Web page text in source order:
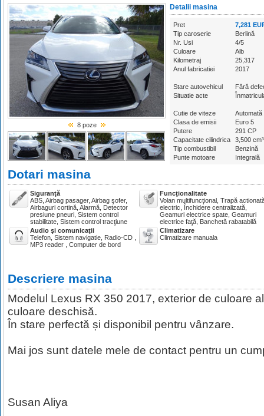
8 poze
Detalii masina
Pret
7,281
Tip caroserie
Berlină
Nr. Usi
4/5
Culoare
Alb
Kilometraj
25,317
Anul fabricatiei
2017
Stare autovehicul
Fără
Situatie acte
Cutie de viteze
Automată
Clasa de emisii
Euro 5
Putere
291 CP
Capacitate cilindrica
3,500 cm³
Tip combustibil
Benzină
Punte motoare
Integrală
Dotari masina
Siguranţă
ABS, Airbag pasager, Airbag şofer,
Airbaguri cortină, Alarmă, Detector
presiune pneuri, Sistem control
stabilitate, Sistem control tracţiune
Funcţionalitate
Volan multifuncţional, Trapă
electric, Închidere centralizată,
Geamuri electrice spate, Geamuri
electrice faţă, Banchetă rabatabilă
Audio şi comunicaţii
Telefon, Sistem navigatie, Radio-CD ,
MP3 reader , Computer de bord
Climatizare
Climatizare manuala
Descriere masina
Modelul Lexus RX 350 2017, exterior de culoare
culoare deschisă.
În stare perfectă și disponibil pentru vânzare.
Mai jos sunt datele mele de contact pentru un
Susan Aliya